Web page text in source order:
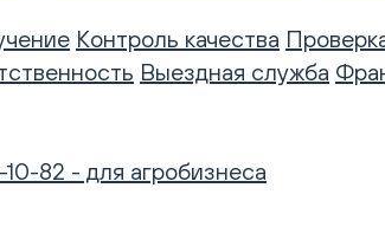
Контроль качества
Выездная служба
82 - для агробизнеса